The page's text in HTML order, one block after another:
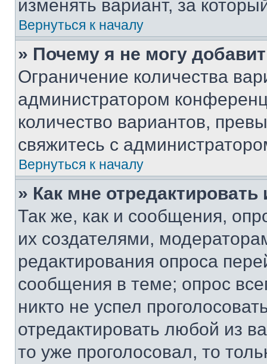
изменять вариант, за
Вернуться к началу
» Почему я не могу
Ограничение количества
администратором
количество вариантов,
свяжитесь с
Вернуться к началу
» Как мне
Так же, как и сообщения,
их создателями,
редактирования опроса
сообщения в теме; опрос
никто не успел
отредактировать любой из
то уже проголосовал, то